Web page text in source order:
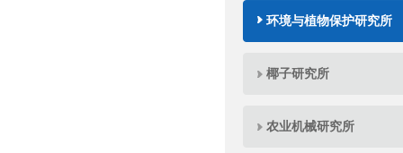
环境与植物保护研究所
椰子研究所
农业机械研究所